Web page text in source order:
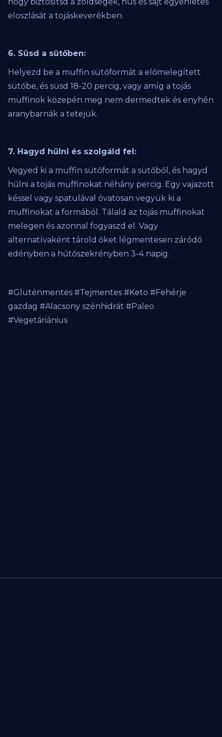
eloszlását a tojáskeverékben.
6. Süsd a sütőben:
Helyezd be a muffin sütőformát a előmelegített
sütőbe, és süsd 18-20 percig, vagy amíg a tojás
muffinok közepén meg nem dermedtek és enyhén
aranybarnák a tetejük.
7. Hagyd hűlni és szolgáld fel:
Vegyed ki a muffin sütőformát a sütőből, és hagyd
hűlni a tojás muffinokat néhány percig. Egy vajazott
késsel vagy spatulával óvatosan vegyük ki a
muffinokat a formából. Tálald az tojás muffinokat
melegen és azonnal fogyaszd el. Vagy
alternatívaként tárold őket légmentesen záródó
edényben a hűtőszekrényben 3-4 napig.
#Gluténmentes #Tejmentes #Keto #Fehérje
gazdag #Alacsony szénhidrát #Paleo
#Vegetáriánius